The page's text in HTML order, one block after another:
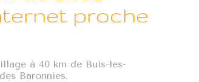
proche
à 40 km de Buis-les-
Baronnies.